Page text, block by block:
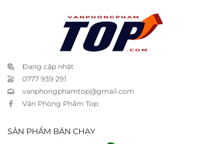
Đang cập nhật
0777 939 291
vanphongphamtop@gmail.com
Văn Phòng Phẩm Top
SẢN PHẨM BÁN CHẠY